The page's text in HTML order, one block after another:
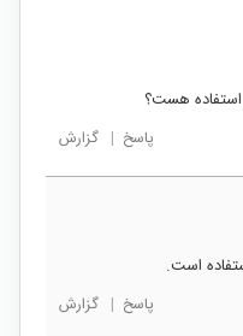
استفاده هست؟
پاسخ | گزارش
است.
پاسخ | گزارش